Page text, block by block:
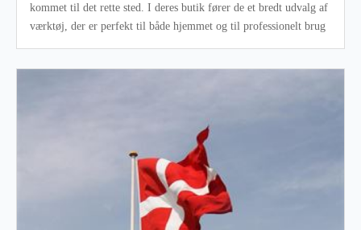
kommet til det rette sted. I deres butik fører de et bredt udvalg af
værktøj, der er perfekt til både hjemmet og til professionelt brug